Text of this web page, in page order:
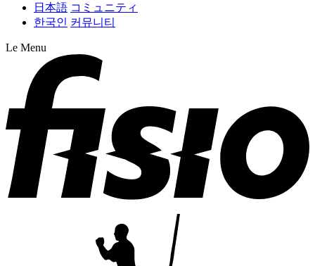
日本語 コミュニティ
한국인 커뮤니티
Le Menu